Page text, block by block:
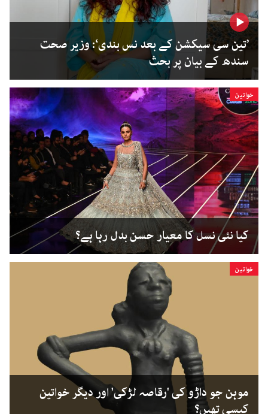
’تین سی سیکشن کے بعد نس بندی‘: وزیر صحت
سندھ کے بیان پر بحث
خواتین
کیا نئی نسل کا معیار حسن بدل رہا ہے؟
خواتین
موہن جو داڑو کی 'رقاصہ لڑکی' اور دیگر خواتین
کیسی تھیں؟